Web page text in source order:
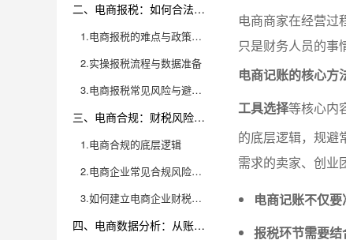
二、电商报税：如何合法合规地节税？
1.电商报税的难点与政策解读
2.实操报税流程与数据准备
3.电商报税常见风险与避坑指南
三、电商合规：财税风险识别与防控
1.电商合规的底层逻辑
2.电商企业常见合规风险与应对策略
3.如何建立电商企业财税合规体系
四、电商数据分析：从账务到经营决策的闭环
电商商家在经营过
只是财务人员的事
电商记账的核心方
工具选择等核心内
的底层逻辑，规避
需求的卖家、创业
电商记账不仅
报税环节需要结